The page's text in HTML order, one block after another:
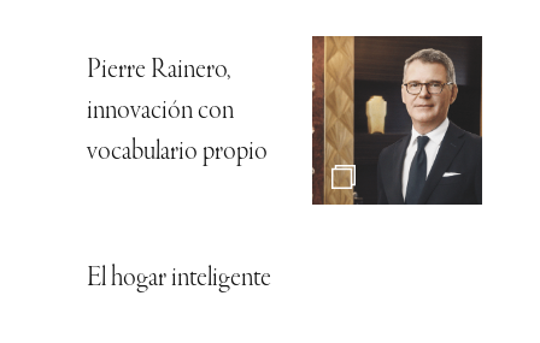
Pierre Rainero,
innovación con
vocabulario propio
El hogar inteligente